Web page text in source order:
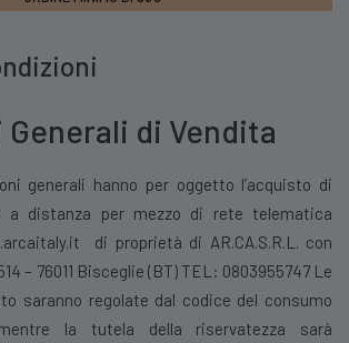
di Vendita
generali hanno per oggetto l’acquisto di
a distanza per mezzo di rete telematica
di proprietà di AR.CA.S.R.L. con
– 76011 Bisceglie (BT) TEL: 0803955747 Le
saranno regolate dal codice del consumo
la tutela della riservatezza sarà